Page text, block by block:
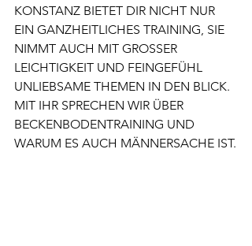
KONSTANZ BIETET DIR NICHT NUR
EIN GANZHEITLICHES TRAINING, SIE
NIMMT AUCH MIT GROSSER
LEICHTIGKEIT UND FEINGEFÜHL
UNLIEBSAME THEMEN IN DEN BLICK.
MIT IHR SPRECHEN WIR ÜBER
BECKENBODENTRAINING UND
WARUM ES AUCH MÄNNERSACHE IST.